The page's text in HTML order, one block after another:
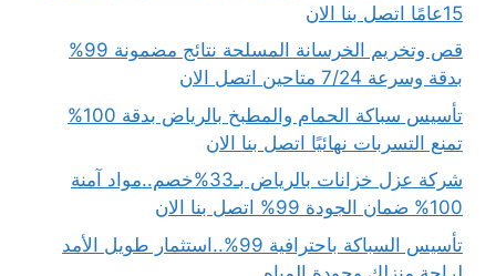
15عامًا اتصل بنا الان
قص وتخريم الخرسانة المسلحة نتائج مضمونة 99%
بدقة وسرعة 7/24 متاحين اتصل الان
تأسيس سباكة الحمام والمطبخ بالرياض بدقة 100%
تمنع التسربات نهائيًا اتصل بنا الان
شركة عزل خزانات بالرياض بـ33%خصم..مواد آمنة
100% ضمان الجودة 99% اتصل بنا الان
تأسيس السباكة باحترافية 99%..استثمار طويل الأمد